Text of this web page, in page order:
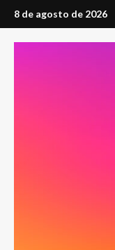
Saltar
al
contenido
8 de agosto de 2026